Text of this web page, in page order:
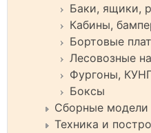
Баки, ящики,
Кабины,
Бортовые
Лесовозные
Фургоны,
Боксы
Сборные модели
Техника и